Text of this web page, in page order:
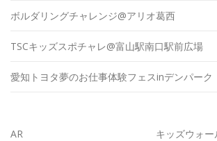
ボルダリングチャレンジ@アリオ葛西
TSCキッズスポチャレ@富山駅南口駅前広場
愛知トヨタ夢のお仕事体験フェスinデンパーク
AR
キッズウォー